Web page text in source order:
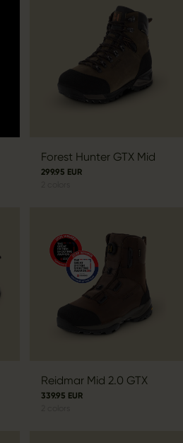
Forest Hunter GTX Mid
299.95 EUR
Reidmar Mid 2.0 GTX
339.95 EUR